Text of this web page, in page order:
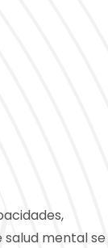
mental se